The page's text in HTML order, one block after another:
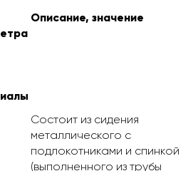
Описание, значение
Состоит из сидения
металлического с
подлокотниками и спинкой
(выполненного из трубы